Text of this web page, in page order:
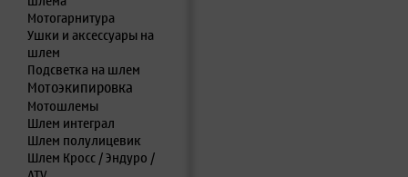
Мотогарнитура
Ушки и аксессуары на
шлем
Подсветка на шлем
Мотоэкипировка
Мотошлемы
Шлем интеграл
Шлем полулицевик
Шлем Кросс / Эндуро /